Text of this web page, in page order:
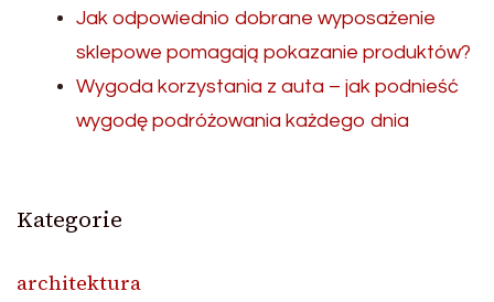
Jak odpowiednio dobrane wyposażenie
sklepowe pomagają pokazanie produktów?
Wygoda korzystania z auta – jak podnieść
wygodę podróżowania każdego dnia
Kategorie
architektura